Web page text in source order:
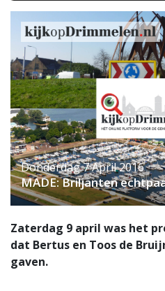
Donderdag 7 April 2016
MADE: Briljanten
Zaterdag 9 april was het
dat Bertus en Toos de
gaven.